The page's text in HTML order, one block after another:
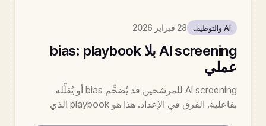
AI والتوظيف 28 فبراير 2026
AI screening بلا bias: playbook
عملي
AI screening للمرشحين قد يُضخِّم bias أو يُقلِّله
بفاعلية. الفرق في الإعداد. هذا هو playbook الذي